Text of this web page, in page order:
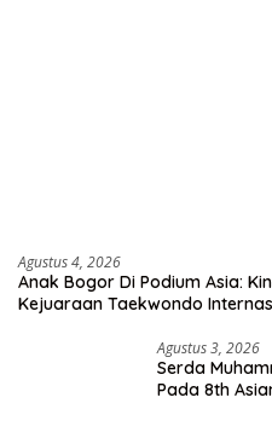
Agustus 4, 2026
Anak Bogor Di Podium Asia:
Kejuaraan Taekwondo
Agustus 3, 2026
Serda
Pada 8th